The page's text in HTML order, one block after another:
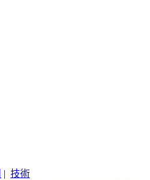
| 技術